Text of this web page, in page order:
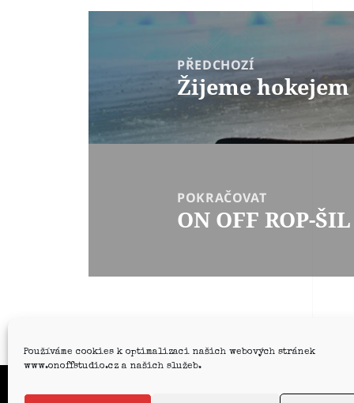
Používáme cookies k optimalizaci našich webových stránek
www.onoffstudio.cz a našich služeb.
PŘEDCHOZÍ
Žijeme hokejem
POKRAČOVAT
ON OFF ROP-